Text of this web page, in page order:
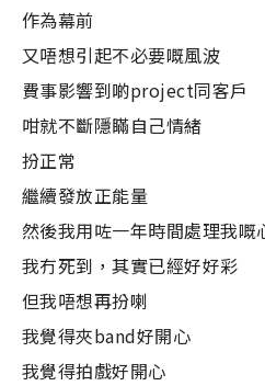
作為幕前
又唔想引起不必要嘅風波
費事影響到啲project同客戶
咁就不斷隱瞞自己情緒
扮正常
繼續發放正能量
然後我用咗一年時間處理我嘅
我冇死到，其實已經好好彩
但我唔想再扮喇
我覺得夾band好開心
我覺得拍戲好開心